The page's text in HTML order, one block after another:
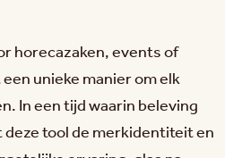
horecazaken, events of
unieke manier om elk
In een tijd waarin beleving
tool de merkidentiteit en